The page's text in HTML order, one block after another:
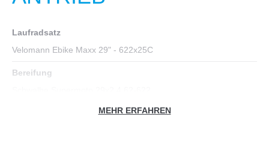
Laufradsatz
Velomann Ebike Maxx 29" - 622x25C
Bereifung
MEHR ERFAHREN